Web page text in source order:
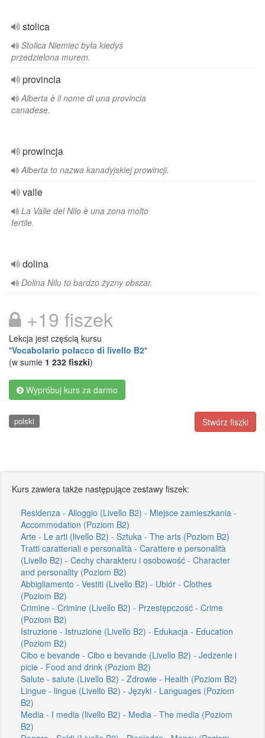
stolica
Stolica Niemiec była kiedyś
przedzielona murem.
provincia
Alberta è il nome di una provincia
canadese.
prowincja
Alberta to nazwa kanadyjskiej prowincji.
valle
La Valle del Nilo è una zona molto
fertile.
dolina
Dolina Nilu to bardzo żyzny obszar.
+19 fiszek
Lekcja jest częścią kursu
"Vocabolario polacco di livello B2"
(w sumie 1 232 fiszki)
Wypróbuj kurs za darmo
Stwórz fiszki
polski
Kurs zawiera także następujące zestawy fiszek:
Residenza - Alloggio (Livello B2) - Miejsce zamieszkania -
Accommodation (Poziom B2)
Arte - Le arti (livello B2) - Sztuka - The arts (Poziom B2)
Tratti caratteriali e personalità - Carattere e personalità
(Livello B2) - Cechy charakteru i osobowość - Character
and personality (Poziom B2)
Abbigliamento - Vestiti (Livello B2) - Ubiór - Clothes
(Poziom B2)
Crimine - Crimine (Livello B2) - Przestępczość - Crime
(Poziom B2)
Istruzione - Istruzione (Livello B2) - Edukacja - Education
(Poziom B2)
Cibo e bevande - Cibo e bevande (Livello B2) - Jedzenie i
picie - Food and drink (Poziom B2)
Salute - salute (Livello B2) - Zdrowie - Health (Poziom B2)
Lingue - lingue (Livello B2) - Języki - Languages (Poziom
B2)
Media - I media (livello B2) - Media - The media (Poziom
B2)